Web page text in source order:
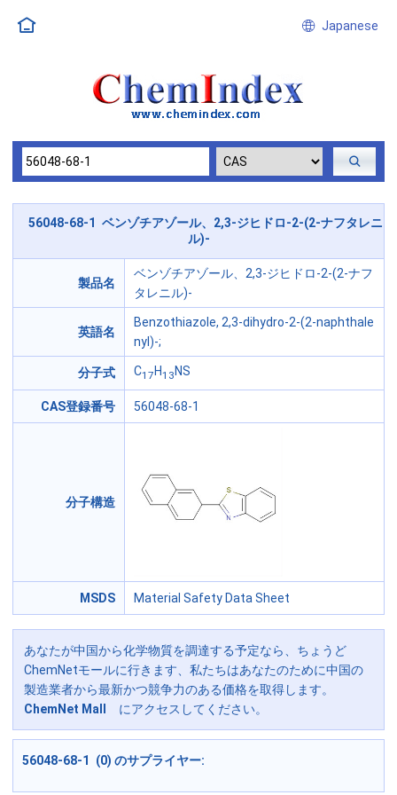
Japanese
56048-68-1 ベンゾチアゾール、2,3-ジヒドロ-2-(2-ナフタレニ
ル)-
製品名
ベンゾチアゾール、2,3-ジヒドロ-2-(2-ナフ
タレニル)-
英語名
Benzothiazole, 2,3-dihydro-2-(2-naphthale
nyl)-;
分子式 C17 H13 NS
CAS登録番号 56048-68-1
分子構造
MSDS Material Safety Data Sheet
あなたが中国から化学物質を調達する予定なら、ちょうど
ChemNetモールに行きます、私たちはあなたのために中国の
製造業者から最新かつ競争力のある価格を取得します。
ChemNet Mall
にアクセスしてください。
56048-68-1 (0) のサプライヤー: